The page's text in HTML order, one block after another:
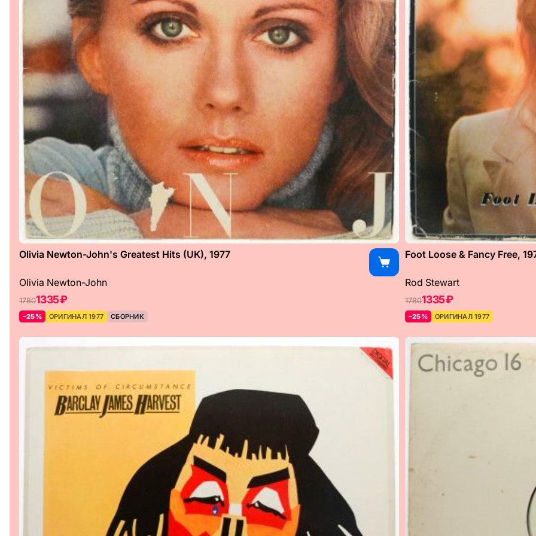
Olivia Newton-John's Greatest Hits (UK), 1977
Olivia Newton-John
17801335 ₽
–25% ОРИГИНАЛ 1977 СБОРНИК
Foot Loose & Fancy Free,
Rod Stewart
17801335 ₽
–25% ОРИГИНАЛ 1977